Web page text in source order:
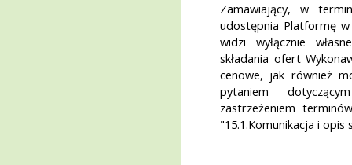
Zamawiający, w
udostępnia Platformę w
widzi wyłącznie
składania ofert
cenowe, jak również
pytaniem
zastrzeżeniem
"15.1.Komunikacja i opis